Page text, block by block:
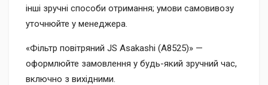
інші зручні способи отримання; умови самовивозу
уточнюйте у менеджера.
«Фільтр повітряний JS Asakashi (A8525)» —
оформлюйте замовлення у будь-який зручний час,
включно з вихідними.